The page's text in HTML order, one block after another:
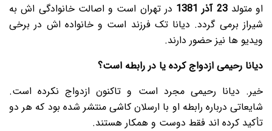
او متولد23 آذر 1381
در تهران است و اصالت خانوادگی اش به
شیراز برمی گردد. دیانا تک فرزند است و خانواده اش در برخی
ویدیو ها نیز حضور دارند.
دیانا رحیمی ازدواج کرده یا در رابطه است؟
خیر. دیانا رحیمی مجرد است و تاکنون ازدواج نکرده است.
شایعاتی درباره رابطه او با ارسلان کاشی منتشر شده بود که هر دو
تأکید کرده اند فقط دوست و همکار هستند.